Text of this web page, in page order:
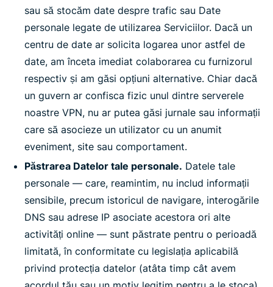
sau să stocăm date despre trafic sau Date
personale legate de utilizarea Serviciilor. Dacă un
centru de date ar solicita logarea unor astfel de
date, am înceta imediat colaborarea cu furnizorul
respectiv și am găsi opțiuni alternative. Chiar dacă
un guvern ar confisca fizic unul dintre serverele
noastre VPN, nu ar putea găsi jurnale sau informații
care să asocieze un utilizator cu un anumit
eveniment, site sau comportament.
Păstrarea Datelor tale personale. Datele tale
personale — care, reamintim, nu includ informații
sensibile, precum istoricul de navigare, interogările
DNS sau adrese IP asociate acestora ori alte
activități online — sunt păstrate pentru o perioadă
limitată, în conformitate cu legislația aplicabilă
privind protecția datelor (atâta timp cât avem